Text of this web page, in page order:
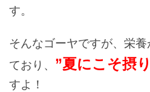
す。
そんなゴーヤですが、栄
ており、 ”夏にこそ摂
すよ！